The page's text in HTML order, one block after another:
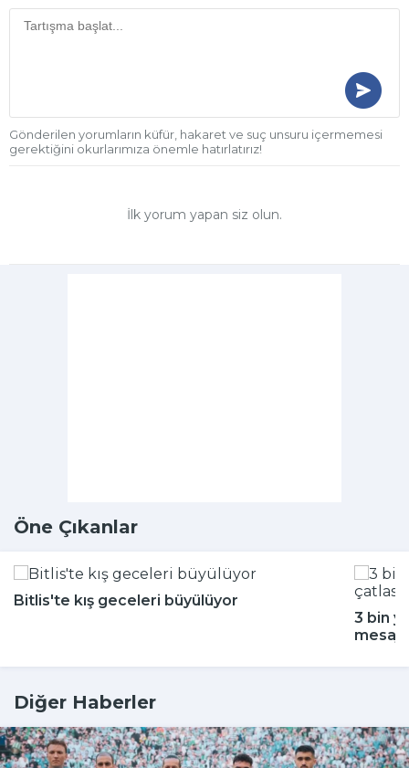
Gönderilen yorumların küfür, hakaret ve suç unsuru içermemesi
gerektiğini okurlarımıza önemle hatırlatırız!
İlk yorum yapan siz olun.
Öne Çıkanlar
Bitlis'te kış geceleri büyülüyor
3 bin
mesajı
Diğer Haberler